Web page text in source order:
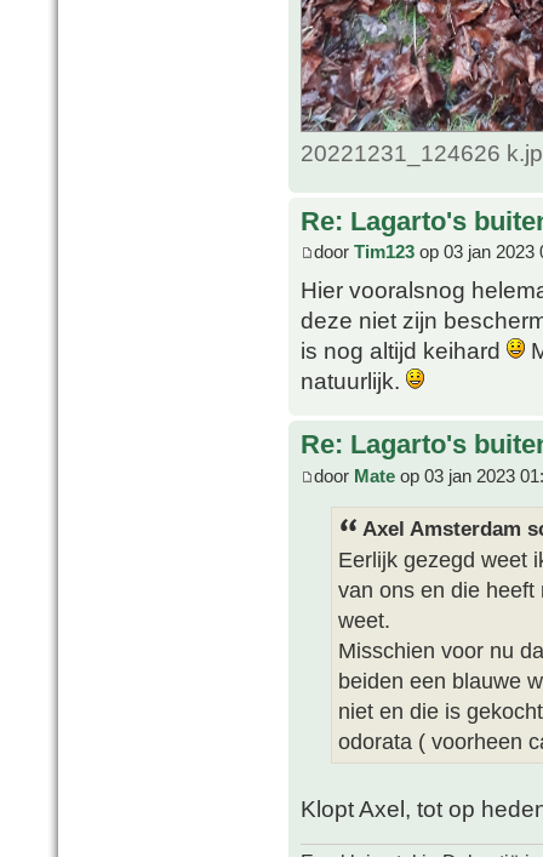
20221231_124626
Re: Lagarto's
door Tim123 op 03 jan 2023
Hier vooralsnog
deze niet zijn
is nog altijd keihard
natuurlijk.
Re: Lagarto's
door Mate op 03 jan 2023
Axel Amsterdam
Eerlijk gezegd weet
van ons en die
weet.
Misschien voor nu
beiden een blauwe
niet en die is
odorata ( voorheen
Klopt Axel, tot op